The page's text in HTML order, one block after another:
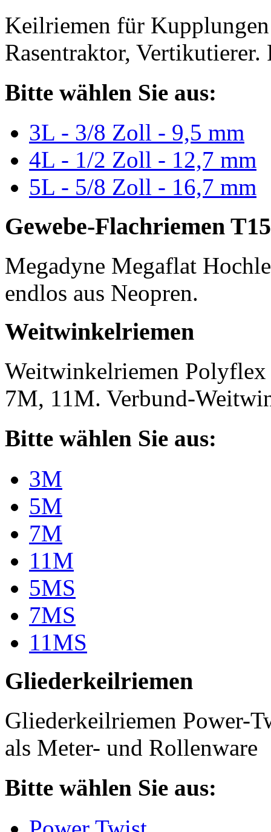
Keilriemen für Kupplungen
Rasentraktor,
Bitte wählen Sie aus:
3L - 3/8 Zoll - 9,5 mm
4L - 1/2 Zoll - 12,7 mm
5L - 5/8 Zoll - 16,7 mm
Gewebe-Flachriemen
Megadyne Megaflat
endlos aus Neopren.
Weitwinkelriemen
Weitwinkelriemen
7M, 11M. Verbund-
Bitte wählen Sie aus:
3M
5M
7M
11M
5MS
7MS
11MS
Gliederkeilriemen
Gliederkeilriemen Power-
als Meter- und Rollenware
Bitte wählen Sie aus: